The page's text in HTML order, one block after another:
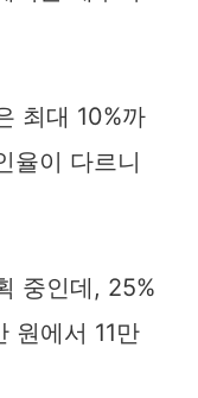
최대 10%까
율이 다르니
중인데, 25%
원에서 11만